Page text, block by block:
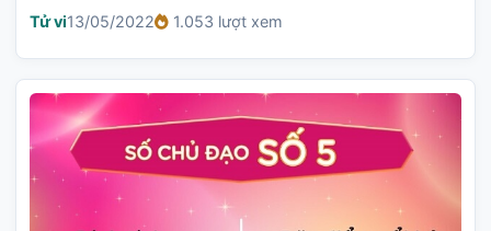
Tử vi13/05/2022 1.053 lượt xem